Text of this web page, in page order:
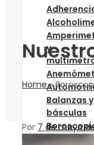
y
Balanzas y
básculas
Brillometros
Home»
Por 7 de mayo